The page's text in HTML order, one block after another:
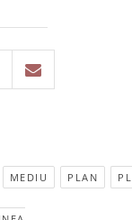
MEDIU PLAN